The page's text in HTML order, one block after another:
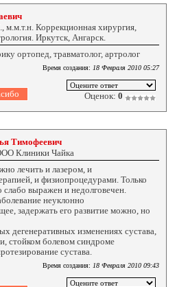
м.м.т.н. Коррекционная хирургия,
Иркутск, Ангарск.
ортопед, травматолог, артролог
Время создания: 18 Февраля 2010 05:27
Оценок: 0
Тимофеевич
Клиники Чайка
лечить и лазером, и
и физиопроцедурами. Только
выражен и недолговечен.
неуклонно
задержать его развитие можно, но
дегенеративных изменениях сустава,
стойком болевом синдроме
сустава.
Время создания: 18 Февраля 2010 09:43